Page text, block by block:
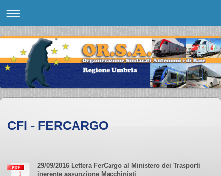
CFI - FERCARGO
29/09/2016 Lettera FerCargo al Ministero dei Trasporti
inerente assunzione Macchinisti